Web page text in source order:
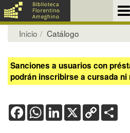
Inicio Catálogo
Sanciones a usuarios con
podrán inscribirse a cursada
FacebookWhatsApp
LinkedIn
X Copy
Link